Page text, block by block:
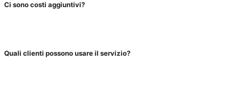
Ci sono costi aggiuntivi?
Quali clienti possono usare il servizio?